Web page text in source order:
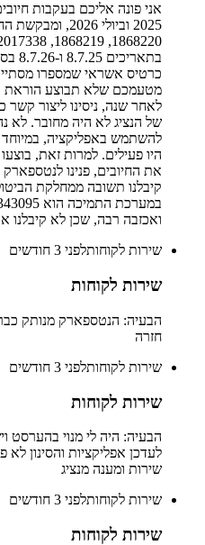
אני פונה אליכם בעקבות
2025 וביולי
מטעמכם שלא תבוצע הוראת
לאחר שנה, ניסינו ליצור
של הנציג לא היה מחובר. לא
להשתמש באפליקציה, במיוחד
היו פעילים. למרות זאת, בוצעו
את החיובים, פנינו
קיבלנו תשובה ממחלקת
ואכזבה רבה, שכן לא קיבלנו
שירות לקוחותלפני 3 חודשים
שירות לקוחות
חזרה
שירות לקוחותלפני 3 חודשים
שירות לקוחות
הבעיה: היה לי מנוי בהערסט
לעדכן אפליקציות והסינון
שירות ומענה מנציג
שירות לקוחותלפני 3 חודשים
שירות לקוחות